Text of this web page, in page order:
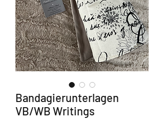
Bandagierunterlagen
VB/WB Writings